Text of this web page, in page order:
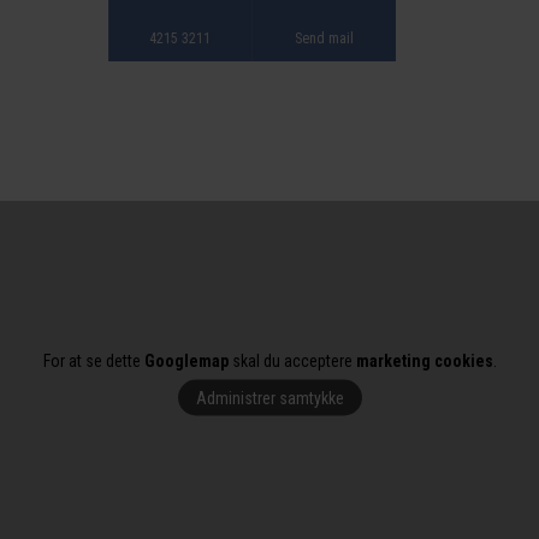
4215 3211 Send mail
For at se dette Googlemap skal du acceptere marketing cookies
Administrer samtykke